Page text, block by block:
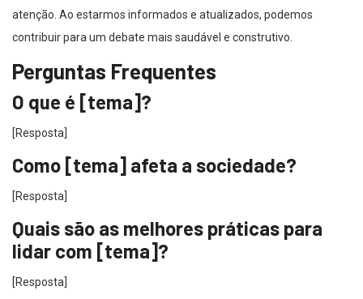
atenção. Ao estarmos informados e atualizados, podemos
contribuir para um debate mais saudável e construtivo.
Perguntas Frequentes
O que é [tema]?
[Resposta]
Como [tema] afeta a sociedade?
[Resposta]
Quais são as melhores práticas para
lidar com [tema]?
[Resposta]